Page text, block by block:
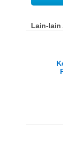
Lain-lain